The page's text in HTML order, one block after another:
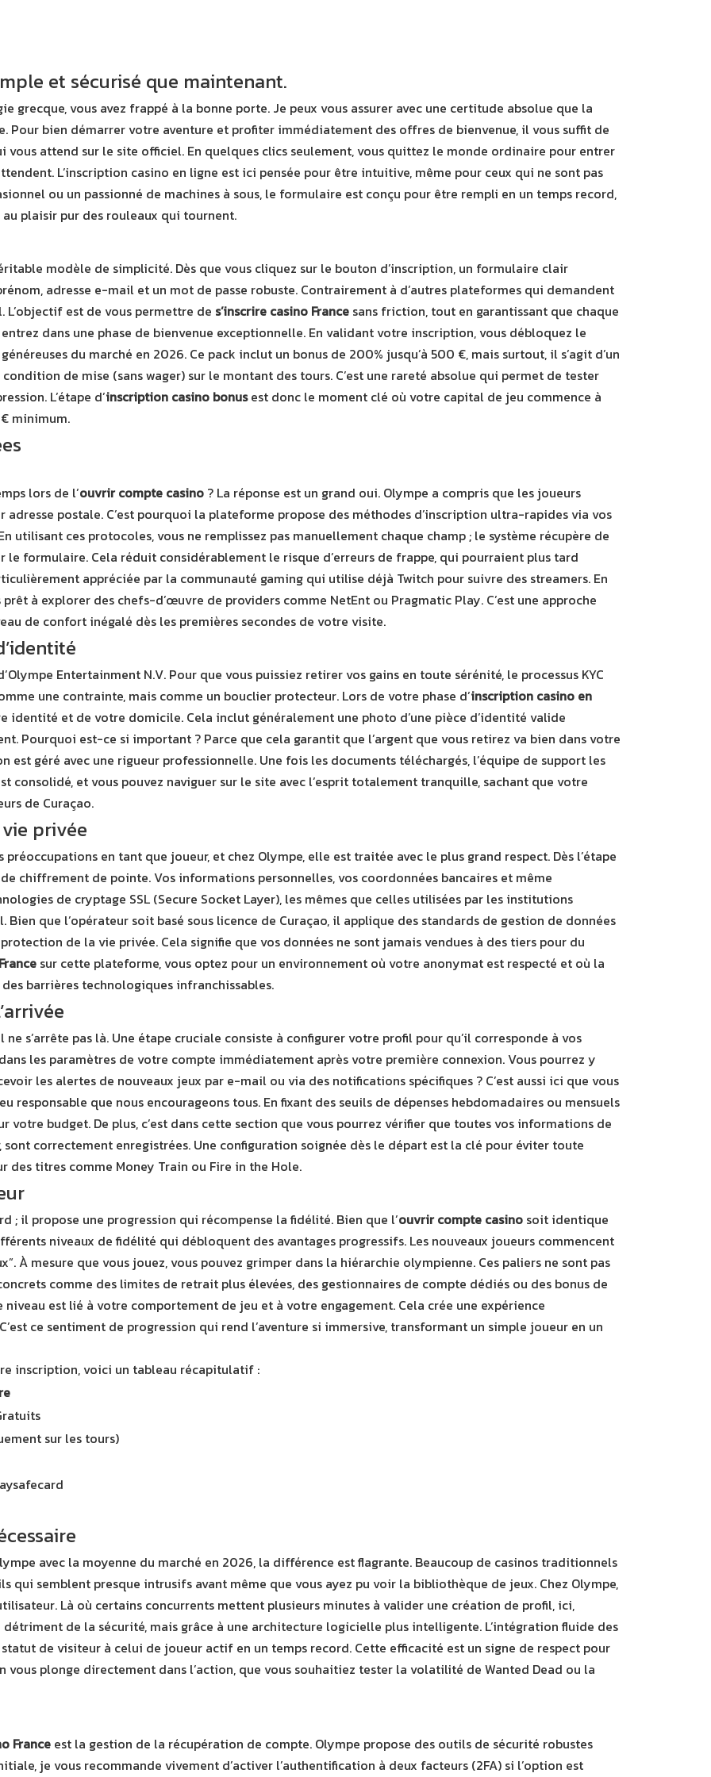
et sécurisé que maintenant.
grecque, vous avez frappé à la bonne porte. Je peux vous assurer avec une certitude absolue que la
Pour bien démarrer votre aventure et profiter immédiatement des offres de bienvenue, il vous suffit de
vous attend sur le site officiel. En quelques clics seulement, vous quittez le monde ordinaire pour entrer
L’inscription casino en ligne est ici pensée pour être intuitive, même pour ceux qui ne sont pas
ou un passionné de machines à sous, le formulaire est conçu pour être rempli en un temps record,
plaisir pur des rouleaux qui tournent.
modèle de simplicité. Dès que vous cliquez sur le bouton d’inscription, un formulaire clair
adresse e-mail et un mot de passe robuste. Contrairement à d’autres plateformes qui demandent
est de vous permettre de s’inscrire casino France sans friction, tout en garantissant que chaque
dans une phase de bienvenue exceptionnelle. En validant votre inscription, vous débloquez le
du marché en 2026. Ce pack inclut un bonus de 200% jusqu’à 500 €, mais surtout, il s’agit d’un
de mise (sans wager) sur le montant des tours. C’est une rareté absolue qui permet de tester
L’étape d’inscription casino bonusest donc le moment clé où votre capital de jeu commence à
minimum.
lors de l’ouvrir compte casino ? La réponse est un grand oui. Olympe a compris que les joueurs
adresse postale. C’est pourquoi la plateforme propose des méthodes d’inscription ultra-rapides via vos
utilisant ces protocoles, vous ne remplissez pas manuellement chaque champ ; le système récupère de
formulaire. Cela réduit considérablement le risque d’erreurs de frappe, qui pourraient plus tard
appréciée par la communauté gaming qui utilise déjà Twitch pour suivre des streamers. En
à explorer des chefs-d’œuvre de providers comme NetEnt ou Pragmatic Play. C’est une approche
de confort inégalé dès les premières secondes de votre visite.
Entertainment N.V. Pour que vous puissiez retirer vos gains en toute sérénité, le processus KYC
une contrainte, mais comme un bouclier protecteur. Lors de votre phase d’inscription casino en
identité et de votre domicile. Cela inclut généralement une photo d’une pièce d’identité valide
Pourquoi est-ce si important ? Parce que cela garantit que l’argent que vous retirez va bien dans votre
est géré avec une rigueur professionnelle. Une fois les documents téléchargés, l’équipe de support les
et vous pouvez naviguer sur le site avec l’esprit totalement tranquille, sachant que votre
de Curaçao.
privée
en tant que joueur, et chez Olympe, elle est traitée avec le plus grand respect. Dès l’étape
chiffrement de pointe. Vos informations personnelles, vos coordonnées bancaires et même
de cryptage SSL (Secure Socket Layer), les mêmes que celles utilisées par les institutions
que l’opérateur soit basé sous licence de Curaçao, il applique des standards de gestion de données
de la vie privée. Cela signifie que vos données ne sont jamais vendues à des tiers pour du
sur cette plateforme, vous optez pour un environnement où votre anonymat est respecté et où la
barrières technologiques infranchissables.
ne s’arrête pas là. Une étape cruciale consiste à configurer votre profil pour qu’il corresponde à vos
les paramètres de votre compte immédiatement après votre première connexion. Vous pourrez y
les alertes de nouveaux jeux par e-mail ou via des notifications spécifiques ? C’est aussi ici que vous
responsable que nous encourageons tous. En fixant des seuils de dépenses hebdomadaires ou mensuels
budget. De plus, c’est dans cette section que vous pourrez vérifier que toutes vos informations de
sont correctement enregistrées. Une configuration soignée dès le départ est la clé pour éviter toute
titres comme Money Train ou Fire in the Hole.
; il propose une progression qui récompense la fidélité. Bien que l’ouvrir compte casino soit identique
niveaux de fidélité qui débloquent des avantages progressifs. Les nouveaux joueurs commencent
À mesure que vous jouez, vous pouvez grimper dans la hiérarchie olympienne. Ces paliers ne sont pas
comme des limites de retrait plus élevées, des gestionnaires de compte dédiés ou des bonus de
est lié à votre comportement de jeu et à votre engagement. Cela crée une expérience
ce sentiment de progression qui rend l’aventure si immersive, transformant un simple joueur en un
inscription, voici un tableau récapitulatif :
sur les tours)
avec la moyenne du marché en 2026, la différence est flagrante. Beaucoup de casinos traditionnels
qui semblent presque intrusifs avant même que vous ayez pu voir la bibliothèque de jeux. Chez Olympe,
Là où certains concurrents mettent plusieurs minutes à valider une création de profil, ici,
de la sécurité, mais grâce à une architecture logicielle plus intelligente. L’intégration fluide des
de visiteur à celui de joueur actif en un temps record. Cette efficacité est un signe de respect pour
plonge directement dans l’action, que vous souhaitiez tester la volatilité de Wanted Dead ou la
France est la gestion de la récupération de compte. Olympe propose des outils de sécurité robustes
je vous recommande vivement d’activer l’authentification à deux facteurs (2FA) si l’option est